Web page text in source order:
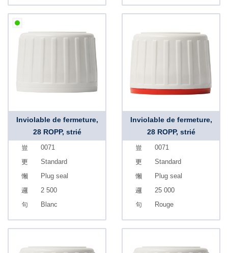
Inviolable de fermeture,
28 ROPP, strié
0071
Standard
Plug seal
2 500
Blanc
Inviolable de fermeture,
28 ROPP, strié
0071
Standard
Plug seal
25 000
Rouge